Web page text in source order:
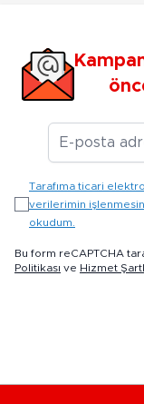
Tarafıma ticari
verilerimin
okudum.
Bu form reCAPTCHA
Politikası ve Hizmet